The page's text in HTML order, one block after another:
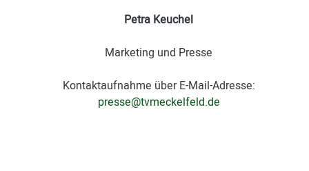
Petra Keuchel
Marketing und Presse
Kontaktaufnahme über E-Mail-Adresse:
presse@tvmeckelfeld.de